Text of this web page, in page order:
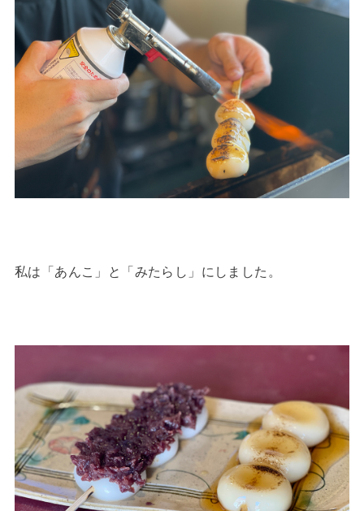
私は「あんこ」と「みたらし」にしました。